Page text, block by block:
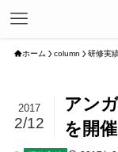
ホーム column 研修実
アン
を開催
2017
2/12